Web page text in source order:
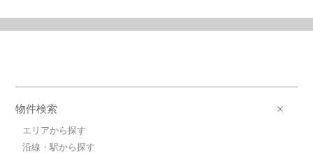
物件検索
エリアから探す
沿線・駅から探す